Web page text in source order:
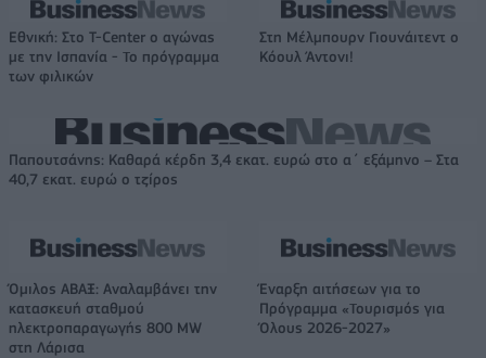
Εθνική: Στο T-Center ο αγώνας
με την Ισπανία - Το πρόγραμμα
των φιλικών
Στη Μέλμπουρν Γιουνάιτεντ ο
Κόουλ Άντονι!
Παπουτσάνης: Καθαρά κέρδη 3,4 εκατ. ευρώ στο α΄ εξάμηνο – Στα
40,7 εκατ. ευρώ ο τζίρος
Όμιλος ΑΒΑΞ: Αναλαμβάνει την
κατασκευή σταθμού
ηλεκτροπαραγωγής 800 MW
στη Λάρισα
Έναρξη αιτήσεων για το
Πρόγραμμα «Τουρισμός για
Όλους 2026-2027»